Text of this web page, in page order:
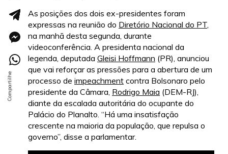
As posições dos dois ex-presidentes foram
expressas na reunião do Diretório Nacional do PT,
na manhã desta segunda, durante
videoconferência. A presidenta nacional da
legenda, deputada Gleisi Hoffmann (PR), anunciou
que vai reforçar as pressões para a abertura de um
processo de impeachment contra Bolsonaro pelo
presidente da Câmara, Rodrigo Maia (DEM-RJ),
diante da escalada autoritária do ocupante do
Palácio do Planalto. “Há uma insatisfação
crescente na maioria da população, que repulsa o
governo”, disse a parlamentar.